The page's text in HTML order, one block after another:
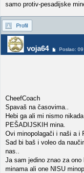
samo protiv-pesadijske
Profil
voja64 Poslao:
CheefCoach
Spavaš na časovima..
Hebi ga ali mi nismo
PEŠADIJSKIH mina.
Ovi minopolagači i naši a i
Sad bi baš i voleo da
nas..
Ja sam jedino znao za
minama ali one NISU